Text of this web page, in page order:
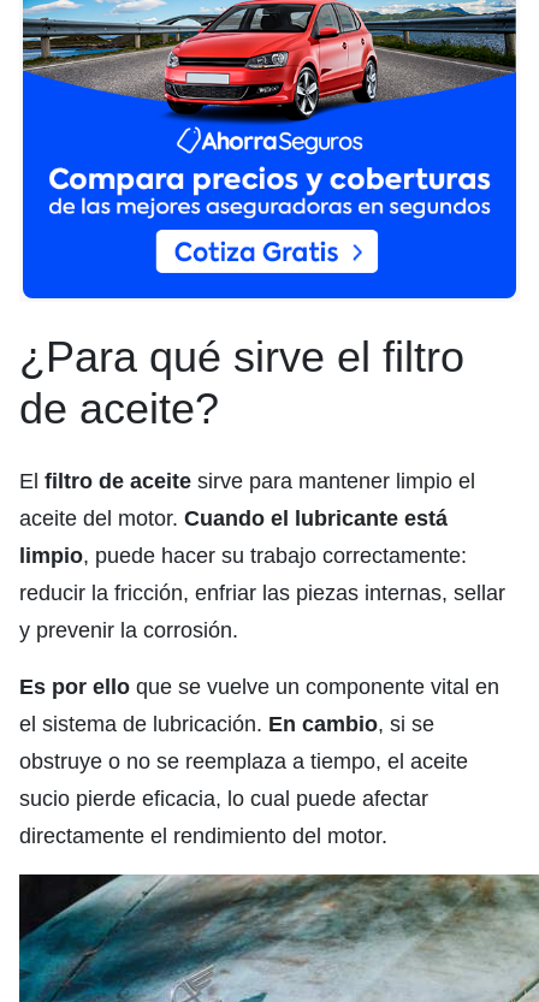
¿Para qué sirve el filtro
de aceite?
El filtro de aceite sirve para mantener limpio el
aceite del motor. Cuando el lubricante está
limpio, puede hacer su trabajo correctamente:
reducir la fricción, enfriar las piezas internas, sellar
y prevenir la corrosión.
Es por ello que se vuelve un componente vital en
el sistema de lubricación. En cambio, si se
obstruye o no se reemplaza a tiempo, el aceite
sucio pierde eficacia, lo cual puede afectar
directamente el rendimiento del motor.